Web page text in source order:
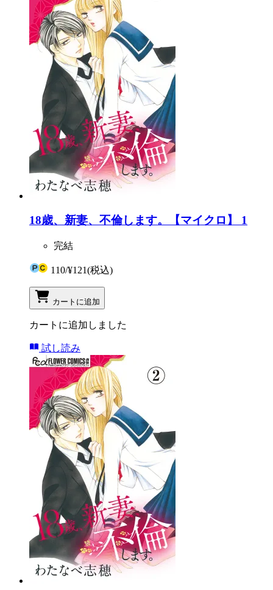
18歳、新妻、不倫します。【マイクロ】 1
完結
110/¥121(税込)
カートに追加
カートに追加しました
試し読み